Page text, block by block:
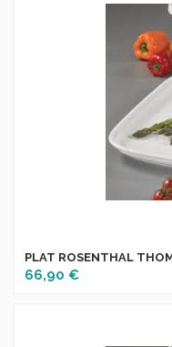
PLAT ROSENTHAL
66,90 €